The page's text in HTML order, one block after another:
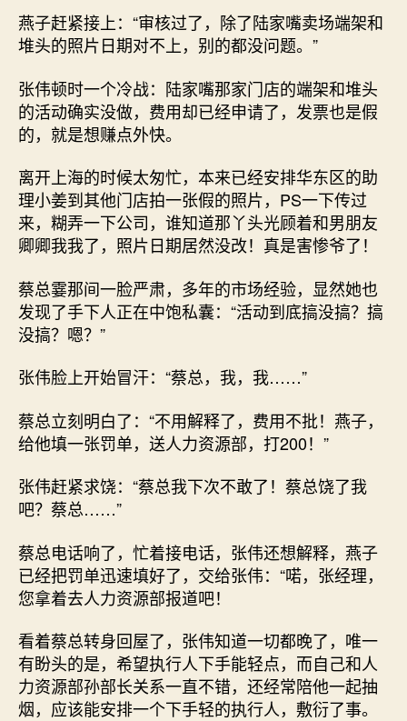
燕子赶紧接上：“审核过了，除了陆家嘴卖场端架和
堆头的照片日期对不上，别的都没问题。”
张伟顿时一个冷战：陆家嘴那家门店的端架和堆头
的活动确实没做，费用却已经申请了，发票也是假
的，就是想赚点外快。
离开上海的时候太匆忙，本来已经安排华东区的助
理小姜到其他门店拍一张假的照片，PS一下传过
来，糊弄一下公司，谁知道那丫头光顾着和男朋友
卿卿我我了，照片日期居然没改！真是害惨爷了！
蔡总霎那间一脸严肃，多年的市场经验，显然她也
发现了手下人正在中饱私囊：“活动到底搞没搞？搞
没搞？嗯？”
张伟脸上开始冒汗：“蔡总，我，我……”
蔡总立刻明白了：“不用解释了，费用不批！燕子，
给他填一张罚单，送人力资源部，打200！”
张伟赶紧求饶：“蔡总我下次不敢了！蔡总饶了我
吧？蔡总……”
蔡总电话响了，忙着接电话，张伟还想解释，燕子
已经把罚单迅速填好了，交给张伟：“喏，张经理，
您拿着去人力资源部报道吧！
看着蔡总转身回屋了，张伟知道一切都晚了，唯一
有盼头的是，希望执行人下手能轻点，而自己和人
力资源部孙部长关系一直不错，还经常陪他一起抽
烟，应该能安排一个下手轻的执行人，敷衍了事。